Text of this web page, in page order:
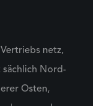
netz,
sächlich Nord-
Osten,